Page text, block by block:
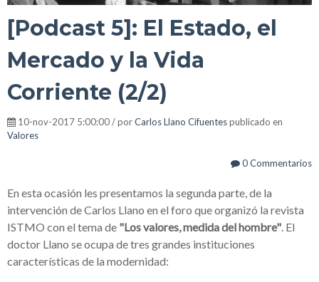
[Podcast 5]: El Estado, el
Mercado y la Vida
Corriente (2/2)
10-nov-2017 5:00:00 / porCarlos Llano Cifuentespublicado en
Valores
0 Commentarios
En esta ocasión les presentamos la segunda parte, de la
intervención de Carlos Llano en el foro que organizó la revista
ISTMO con el tema de "Los valores, medida del hombre". El
doctor Llano se ocupa de tres grandes instituciones
características de la modernidad: